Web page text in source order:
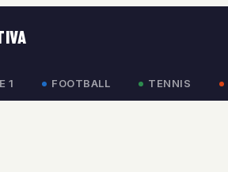
1 FOOTBALL TENNIS